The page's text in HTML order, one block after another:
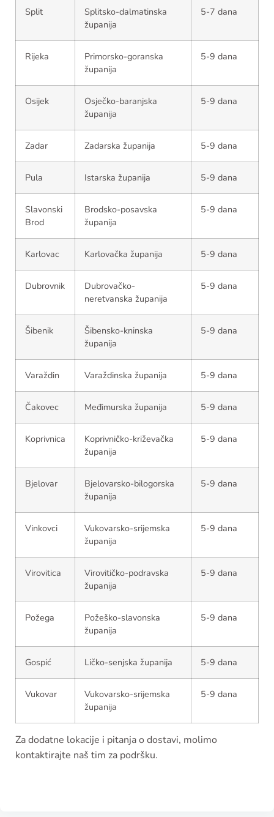
Split
Splitsko-dalmatinska
županija
5-7 dana
Rijeka
Primorsko-goranska
županija
5-9 dana
Osijek
Osječko-baranjska
županija
5-9 dana
Zadar Zadarska županija 5-9 dana
Pula Istarska županija 5-9 dana
Slavonski
Brod
Brodsko-posavska
županija
5-9 dana
Karlovac Karlovačka županija 5-9 dana
Dubrovnik
Dubrovačko-
neretvanska županija
5-9 dana
Šibenik
Šibensko-kninska
županija
5-9 dana
Varaždin Varaždinska županija 5-9 dana
Čakovec Međimurska županija 5-9 dana
Koprivnica
Koprivničko-križevačka
županija
5-9 dana
Bjelovar
Bjelovarsko-bilogorska
županija
5-9 dana
Vinkovci
Vukovarsko-srijemska
županija
5-9 dana
Virovitica
Virovitičko-podravska
županija
5-9 dana
Požega
Požeško-slavonska
županija
5-9 dana
Gospić Ličko-senjska županija 5-9 dana
Vukovar
Vukovarsko-srijemska
županija
5-9 dana
Za dodatne lokacije i pitanja o dostavi, molimo
kontaktirajte naš tim za podršku.